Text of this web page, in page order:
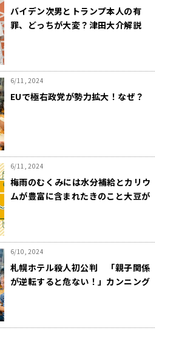
バイデン次男とトランプ本人の有
罪、どっちが大変？津田大介解説
6/11, 2024
EUで極右政党が勢力拡大！なぜ？
6/11, 2024
梅雨のむくみには水分補給とカリウ
ムが豊富に含まれたきのこと大豆が
6/10, 2024
札幌ホテル殺人初公判 「親子関係
が逆転すると危ない！」カンニング